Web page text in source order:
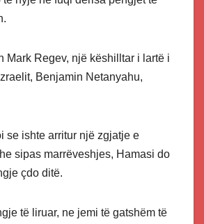
Mark Regev, një këshilltar i lartë i
Benjamin Netanyahu,
se ishte arritur një zgjatje e
sipas marrëveshjes, Hamasi do
çdo ditë.
të liruar, ne jemi të gatshëm të